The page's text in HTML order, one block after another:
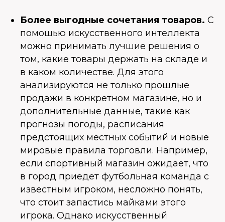
Более выгодные сочетания товаров. С
помощью искусственного интеллекта
можно принимать лучшие решения о
том, какие товары держать на складе и
в каком количестве. Для этого
анализируются не только прошлые
продажи в конкретном магазине, но и
дополнительные данные, такие как
прогнозы погоды, расписания
предстоящих местных событий и новые
мировые правила торговли. Например,
если спортивный магазин ожидает, что
в город приедет футбольная команда с
известным игроком, несложно понять,
что стоит запастись майками этого
игрока. Однако искусственный